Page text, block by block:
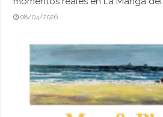
08/04/2026